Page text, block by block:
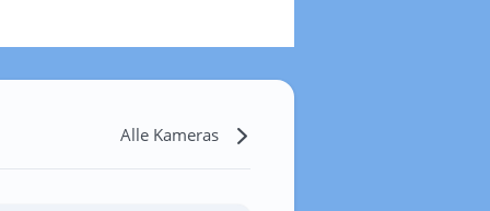
Alle Kameras